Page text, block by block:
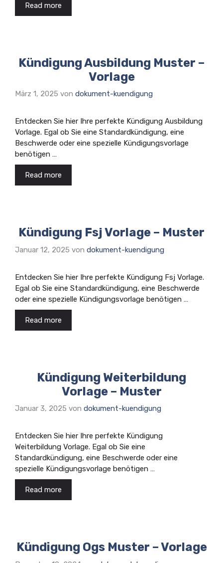
Read more
Kündigung Ausbildung Muster –
Vorlage
März 1, 2025 von dokument-kuendigung
Entdecken Sie hier Ihre perfekte Kündigung Ausbildung
Vorlage. Egal ob Sie eine Standardkündigung, eine
Beschwerde oder eine spezielle Kündigungsvorlage
benötigen …
Read more
Kündigung Fsj Vorlage – Muster
Januar 12, 2025 von dokument-kuendigung
Entdecken Sie hier Ihre perfekte Kündigung Fsj Vorlage.
Egal ob Sie eine Standardkündigung, eine Beschwerde
oder eine spezielle Kündigungsvorlage benötigen …
Read more
Kündigung Weiterbildung
Vorlage – Muster
Januar 3, 2025 von dokument-kuendigung
Entdecken Sie hier Ihre perfekte Kündigung
Weiterbildung Vorlage. Egal ob Sie eine
Standardkündigung, eine Beschwerde oder eine
spezielle Kündigungsvorlage benötigen …
Read more
Kündigung Ogs Muster – Vorlage